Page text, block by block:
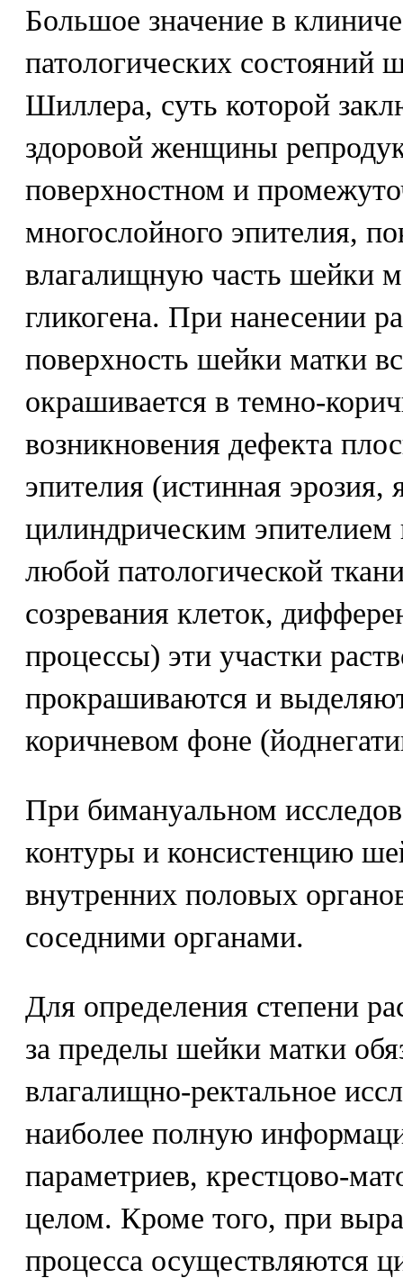
Большое значение в
патологических состояний
Шиллера, суть которой
здоровой женщины
поверхностном и
многослойного эпителия,
влагалищную часть шейки
гликогена. При нанесении
поверхность шейки матки
окрашивается в темно-
возникновения дефекта
эпителия (истинная эрозия,
цилиндрическим эпителием
любой патологической
созревания клеток,
процессы) эти участки
прокрашиваются и
коричневом фоне
При бимануальном
контуры и консистенцию
внутренних половых
соседними органами.
Для определения степени
за пределы шейки матки
влагалищно-ректальное
наиболее полную
параметриев, крестцово-
целом. Кроме того, при
процесса осуществляются